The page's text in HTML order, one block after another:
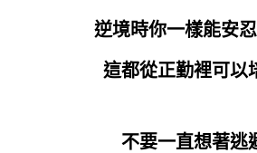
逆境時你一樣能安忍
這都從正勤裡可以
不要一直想著逃